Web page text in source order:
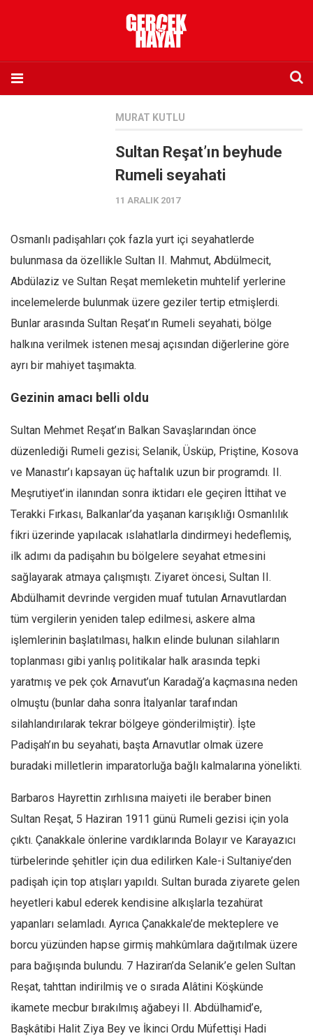
Abone olmak istiyorum
Sosyal Medya
Twitter
Facebook
Instagram
YouTube
Editörden
Yvonne Ridley
Barış Tarımcıoğlu
Ömer Kayani
Yusuf Armağan
Hasanali Yıldırım
Leyla Şerif Emin
Selçuk Türkyılmaz
Mehmet Ali Tekin
Amina S. Jenenkovic
Bağdagül Öz
Esra Elönü
» Yazar arşivi
Tüm Sayılar
Kategoriler
Kültür Sanat
Kitap
Karisi kitap sualleri
7 soruda bu hafta
Spor
Manzara
Sağlık
MURAT KUTLU
Sultan Reşat’ın beyhude
Rumeli seyahati
11 ARALIK 2017
Osmanlı padişahları çok fazla yurt içi seyahatlerde
bulunmasa da özellikle Sultan II. Mahmut, Abdülmecit,
Abdülaziz ve Sultan Reşat memleketin muhtelif yerlerine
incelemelerde bulunmak üzere geziler tertip etmişlerdi.
Bunlar arasında Sultan Reşat’ın Rumeli seyahati, bölge
halkına verilmek istenen mesaj açısından diğerlerine göre
ayrı bir mahiyet taşımakta.
Gezinin amacı belli oldu
Sultan Mehmet Reşat’ın Balkan Savaşlarından önce
düzenlediği Rumeli gezisi; Selanik, Üsküp, Priştine, Kosova
ve Manastır’ı kapsayan üç haftalık uzun bir programdı. II.
Meşrutiyet’in ilanından sonra iktidarı ele geçiren İttihat ve
Terakki Fırkası, Balkanlar’da yaşanan karışıklığı Osmanlılık
fikri üzerinde yapılacak ıslahatlarla dindirmeyi hedeflemiş,
ilk adımı da padişahın bu bölgelere seyahat etmesini
sağlayarak atmaya çalışmıştı. Ziyaret öncesi, Sultan II.
Abdülhamit devrinde vergiden muaf tutulan Arnavutlardan
tüm vergilerin yeniden talep edilmesi, askere alma
işlemlerinin başlatılması, halkın elinde bulunan silahların
toplanması gibi yanlış politikalar halk arasında tepki
yaratmış ve pek çok Arnavut’un Karadağ’a kaçmasına neden
olmuştu (bunlar daha sonra İtalyanlar tarafından
silahlandırılarak tekrar bölgeye gönderilmiştir). İşte
Padişah’ın bu seyahati, başta Arnavutlar olmak üzere
buradaki milletlerin imparatorluğa bağlı kalmalarına yönelikti.
Barbaros Hayrettin zırhlısına maiyeti ile beraber binen
Sultan Reşat, 5 Haziran 1911 günü Rumeli gezisi için yola
çıktı. Çanakkale önlerine vardıklarında Bolayır ve Karayazıcı
türbelerinde şehitler için dua edilirken Kale-i Sultaniye’den
padişah için top atışları yapıldı. Sultan burada ziyarete gelen
heyetleri kabul ederek kendisine alkışlarla tezahürat
yapanları selamladı. Ayrıca Çanakkale’de mekteplere ve
borcu yüzünden hapse girmiş mahkûmlara dağıtılmak üzere
para bağışında bulundu. 7 Haziran’da Selanik’e gelen Sultan
Reşat, tahttan indirilmiş ve o sırada Alâtini Köşkünde
ikamete mecbur bırakılmış ağabeyi II. Abdülhamid’e,
Başkâtibi Halit Ziya Bey ve İkinci Ordu Müfettişi Hadi